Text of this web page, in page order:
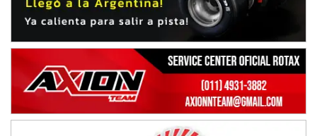
NORESTE SANTAFESINO - F6
Ciudad de Avellaneda (Asfalto)
SUR SANTAFESINO - F4
José Samuel Sánchez (Tierra)
Rufino (Santa Fe)